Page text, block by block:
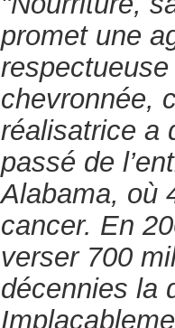
promet une
respectueuse
chevronnée,
réalisatrice a
passé de
Alabama, où
cancer. En
verser 700
décennies la